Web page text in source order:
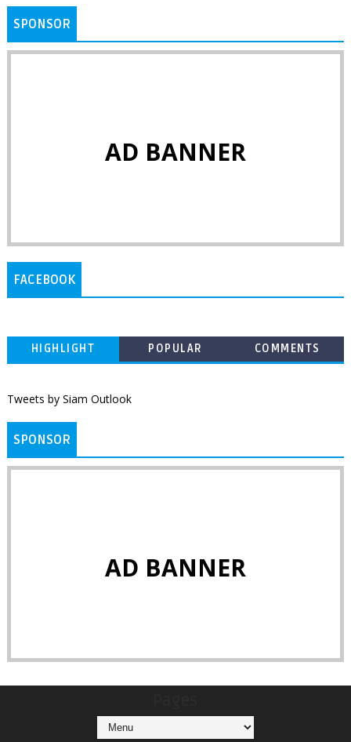
SPONSOR
AD BANNER
FACEBOOK
HIGHLIGHT POPULAR COMMENTS
Tweets by Siam Outlook
SPONSOR
AD BANNER